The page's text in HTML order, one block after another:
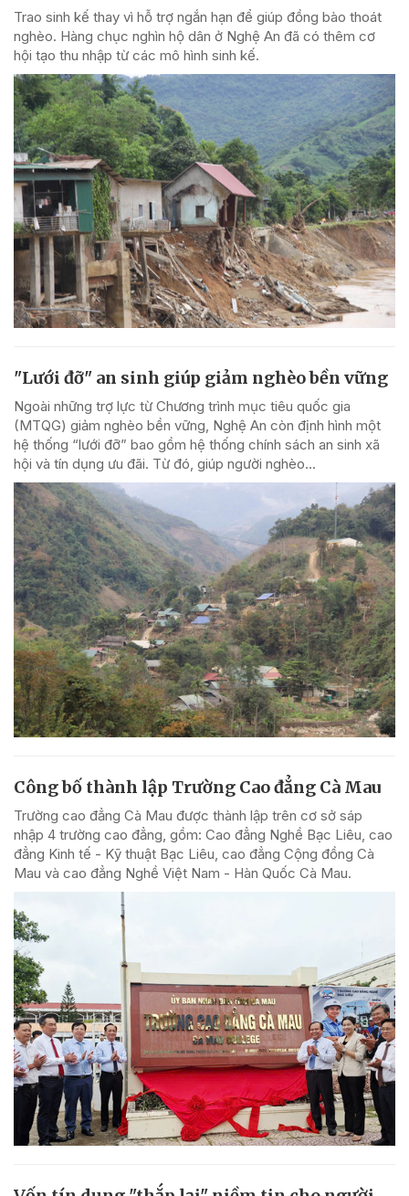
Trao sinh kế thay vì hỗ trợ ngắn hạn để giúp đồng bào thoát
nghèo. Hàng chục nghìn hộ dân ở Nghệ An đã có thêm cơ
hội tạo thu nhập từ các mô hình sinh kế.
"Lưới đỡ" an sinh giúp giảm nghèo bền vững
Ngoài những trợ lực từ Chương trình mục tiêu quốc gia
(MTQG) giảm nghèo bền vững, Nghệ An còn định hình một
hệ thống “lưới đỡ” bao gồm hệ thống chính sách an sinh xã
hội và tín dụng ưu đãi. Từ đó, giúp người nghèo...
Công bố thành lập Trường Cao đẳng Cà Mau
Trường cao đẳng Cà Mau được thành lập trên cơ sở sáp
nhập 4 trường cao đẳng, gồm: Cao đẳng Nghề Bạc Liêu, cao
đẳng Kinh tế - Kỹ thuật Bạc Liêu, cao đẳng Cộng đồng Cà
Mau và cao đẳng Nghề Việt Nam - Hàn Quốc Cà Mau.